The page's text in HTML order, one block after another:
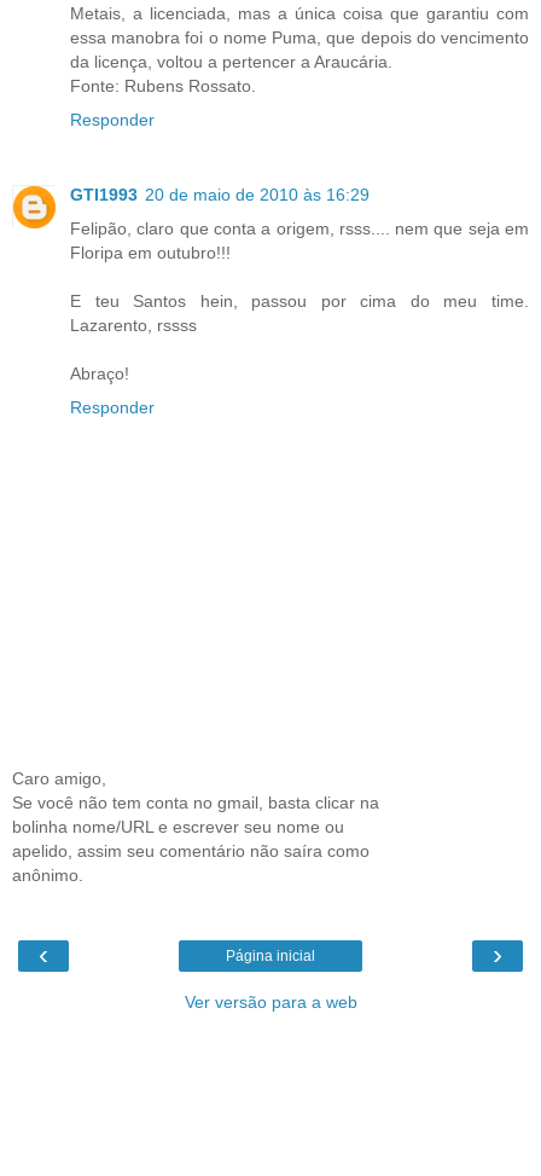
Metais, a licenciada, mas a única coisa que garantiu com
essa manobra foi o nome Puma, que depois do vencimento
da licença, voltou a pertencer a Araucária.
Fonte: Rubens Rossato.
Responder
GTI1993 20 de maio de 2010 às 16:29
Felipão, claro que conta a origem, rsss.... nem que seja em
Floripa em outubro!!!
E teu Santos hein, passou por cima do meu time.
Lazarento, rssss
Abraço!
Responder
Caro amigo,
Se você não tem conta no gmail, basta clicar na
bolinha nome/URL e escrever seu nome ou
apelido, assim seu comentário não saíra como
anônimo.
‹ ›
Página inicial
Ver versão para a web